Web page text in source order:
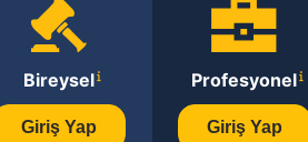
Bireysel
Giriş Yap
Profesyonel
Giriş Yap